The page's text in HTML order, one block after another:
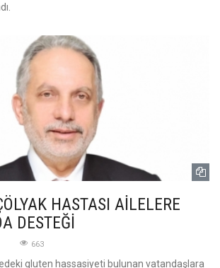
HASTASI AİLELERE
DESTEĞİ
663
gluten hassasiyeti bulunan vatandaşlara